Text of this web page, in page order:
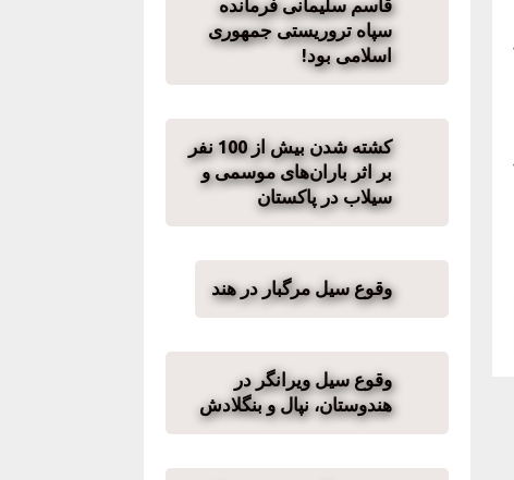
قاسم سلیمانی فرمانده
سپاه تروریستی جمهوری
اسلامی بود!
کشته شدن بیش از 100 نفر
بر اثر باران‌های موسمی و
سیلاب در پاکستان
وقوع سیل مرگبار در هند
وقوع سیل ویرانگر در
هندوستان، نپال و بنگلادش